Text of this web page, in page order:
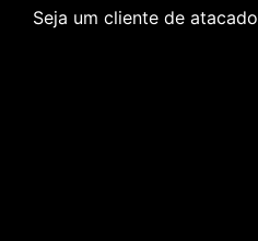
Seja um cliente de atacado